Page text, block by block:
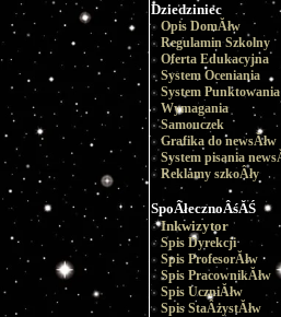
Dziedziniec
Opis DomĂłw
Regulamin Szkolny
Oferta Edukacyjna
System Oceniania
System Punktowania
Wymagania
Samouczek
Grafika do newsĂłw
System pisania
Reklamy szkoÂły
SpoÂłecznoÂśĂŚ
Inkwizytor
Spis Dyrekcji
Spis ProfesorĂłw
Spis PracownikĂłw
Spis UczniĂłw
Spis StaÂżystĂłw